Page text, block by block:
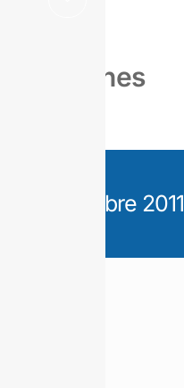
Boletines
Noviembre 2011